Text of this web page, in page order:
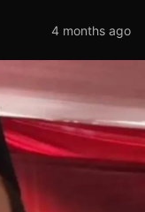
4 months ago